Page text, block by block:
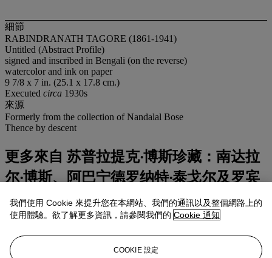
細節
RABINDRANATH TAGORE (1861-1941)
Untitled (Abstract Profile)
signed and inscribed in Bengali (on the reverse)
watercolor and ink on paper
9 7/8 x 7 in. (25.1 x 17.8 cm.)
Executed circa 1930s
來源
Formerly from the collection of Nandalal Bose
Thence by descent
更多來自 苏普拉提克‧博斯珍藏：南达拉
尔‧博斯、阿巴宁德罗纳特‧泰戈尔及罗宾
德拉纳特‧泰戈尔作品
查看全部
我們使用 Cookie 來提升您在本網站、我們的通訊以及整個網路上的
使用體驗。欲了解更多資訊，請參閱我們的 Cookie 通知
COOKIE 設定